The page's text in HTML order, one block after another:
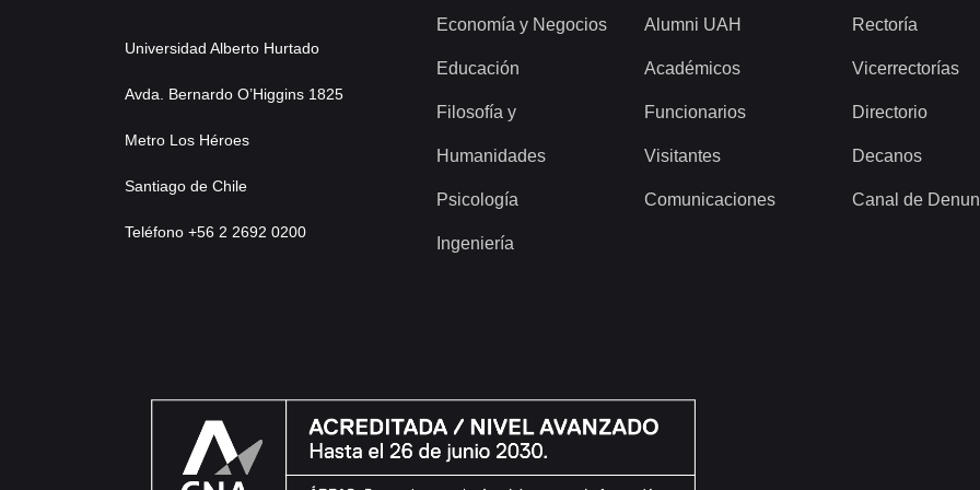
Universidad Alberto Hurtado
Avda. Bernardo O’Higgins 1825
Metro Los Héroes
Santiago de Chile
Teléfono +56 2 2692 0200
Economía y Negocios
Educación
Filosofía y
Humanidades
Psicología
Ingeniería
Alumni UAH
Académicos
Funcionarios
Visitantes
Comunicaciones
Rectoría
Vicerrectorías
Directorio
Decanos
Canal de